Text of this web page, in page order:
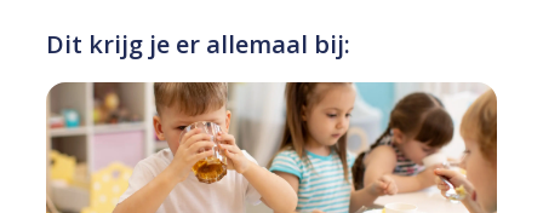
Dit krijg je er allemaal bij: